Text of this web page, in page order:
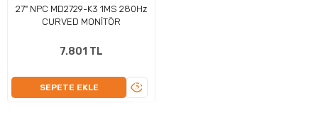
27" NPC MD2729-K3 1MS 280Hz
CURVED MONİTÖR
7.801 TL
SEPETE EKLE
ÜRÜNÜ